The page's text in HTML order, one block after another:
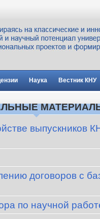
Наука Вестник КНУ
выпускников
договоров с
по научной